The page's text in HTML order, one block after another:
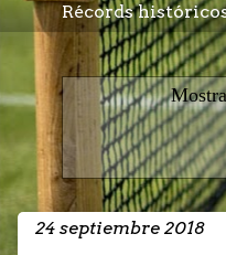
Récords
24 septiembre 2018